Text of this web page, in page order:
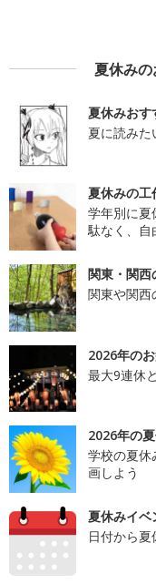
夏休み
夏休みおす
夏に読みた
夏休みの工
学年別に夏
駄なく、自
関東・関西
関東や関西
2026年の
最大9連休
2026年の
学校の夏休
画しよう
夏休みイベ
日付から